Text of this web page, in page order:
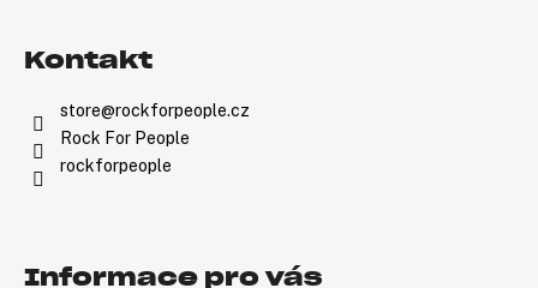
Kontakt
store@rockforpeople.cz
Rock For People
rockforpeople
Informace pro vás